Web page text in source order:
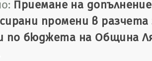
Приемане на
промени в
по бюджета на Община